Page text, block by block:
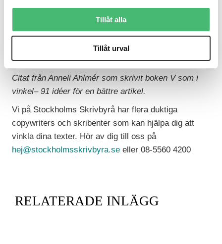
Tillåt alla
Tillåt urval
läsaren ska tröttna. På det sättet är en bra idé halva
jobbet. Det kan kännas frustrerande att bara plocka
ut en liten del av allt mödosamt insamlat material och
lägga resten åt sidan. Men kan du inte sovra och
skala bort oväsentligheterna blir du inte läst.
Citat från Anneli Ahlmér som skrivit boken V som i
vinkel– 91 idéer för en bättre artikel.
Vi på Stockholms Skrivbyrå har flera duktiga
copywriters och skribenter som kan hjälpa dig att
vinkla dina texter. Hör av dig till oss på
hej@stockholmsskrivbyra.se eller 08-5560 4200
RELATERADE INLÄGG